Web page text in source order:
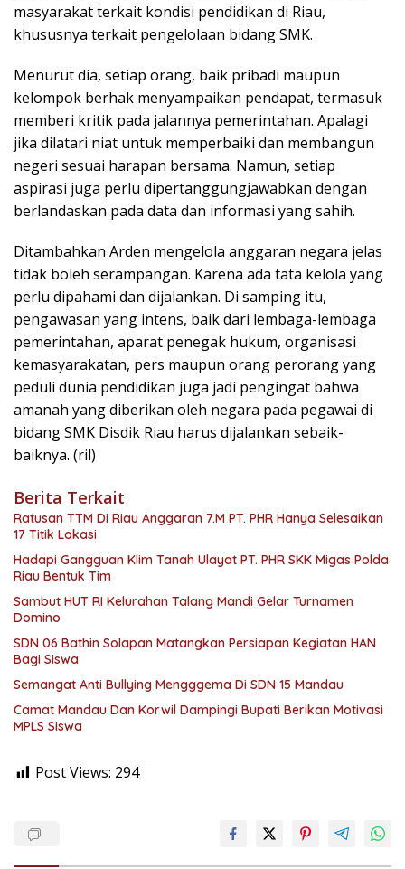
masyarakat terkait kondisi pendidikan di Riau,
khususnya terkait pengelolaan bidang SMK.
Menurut dia, setiap orang, baik pribadi maupun
kelompok berhak menyampaikan pendapat, termasuk
memberi kritik pada jalannya pemerintahan. Apalagi
jika dilatari niat untuk memperbaiki dan membangun
negeri sesuai harapan bersama. Namun, setiap
aspirasi juga perlu dipertanggungjawabkan dengan
berlandaskan pada data dan informasi yang sahih.
Ditambahkan Arden mengelola anggaran negara jelas
tidak boleh serampangan. Karena ada tata kelola yang
perlu dipahami dan dijalankan. Di samping itu,
pengawasan yang intens, baik dari lembaga-lembaga
pemerintahan, aparat penegak hukum, organisasi
kemasyarakatan, pers maupun orang perorang yang
peduli dunia pendidikan juga jadi pengingat bahwa
amanah yang diberikan oleh negara pada pegawai di
bidang SMK Disdik Riau harus dijalankan sebaik-
baiknya. (ril)
Berita Terkait
Ratusan TTM Di Riau Anggaran 7.M PT. PHR Hanya Selesaikan
17 Titik Lokasi
Hadapi Gangguan Klim Tanah Ulayat PT. PHR SKK Migas Polda
Riau Bentuk Tim
Sambut HUT RI Kelurahan Talang Mandi Gelar Turnamen
Domino
SDN 06 Bathin Solapan Matangkan Persiapan Kegiatan HAN
Bagi Siswa
Semangat Anti Bullying Mengggema Di SDN 15 Mandau
Camat Mandau Dan Korwil Dampingi Bupati Berikan Motivasi
MPLS Siswa
Post Views: 294